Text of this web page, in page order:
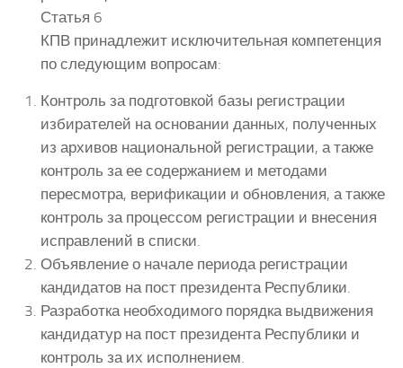
Статья 6
КПВ принадлежит исключительная компетенция
по следующим вопросам:
Контроль за подготовкой базы регистрации
избирателей на основании данных, полученных
из архивов национальной регистрации, а также
контроль за ее содержанием и методами
пересмотра, верификации и обновления, а также
контроль за процессом регистрации и внесения
исправлений в списки.
Объявление о начале периода регистрации
кандидатов на пост президента Республики.
Разработка необходимого порядка выдвижения
кандидатур на пост президента Республики и
контроль за их исполнением.